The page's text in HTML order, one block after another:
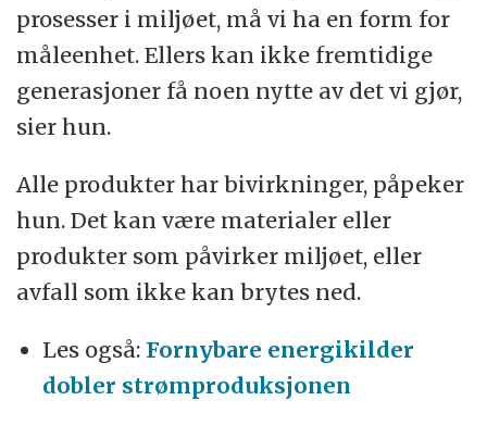
prosesser i miljøet, må vi ha en form for
måleenhet. Ellers kan ikke fremtidige
generasjoner få noen nytte av det vi gjør,
sier hun.
Alle produkter har bivirkninger, påpeker
hun. Det kan være materialer eller
produkter som påvirker miljøet, eller
avfall som ikke kan brytes ned.
Les også:Fornybare energikilder
dobler strømproduksjonen